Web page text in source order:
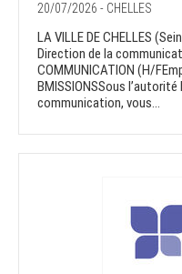
20/07/2026 - CHELLES
LA VILLE DE CHELLES
Direction de la
COMMUNICATION (H/
BMISSIONSSous
communication, vous...